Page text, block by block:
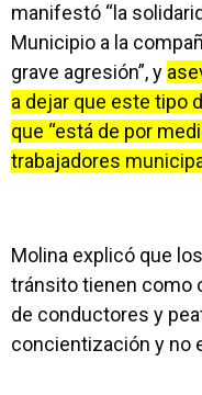
manifestó “la
Municipio a la
grave agresión”, y
a dejar que este tipo
que “está de por
trabajadores
Molina explicó que
tránsito tienen como
de conductores y
concientización y no